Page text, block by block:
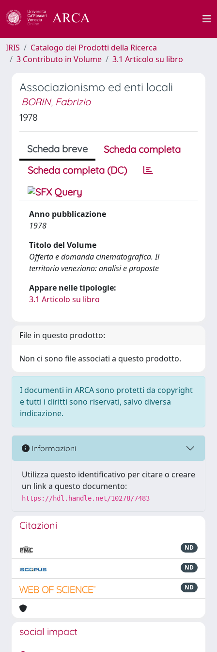
IRIS
Catalogo dei Prodotti della Ricerca
3 Contributo in Volume
3.1 Articolo su libro
Associazionismo ed enti locali
BORIN, Fabrizio
1978
Scheda breve
Scheda completa
Scheda completa (DC)
Anno pubblicazione
1978
Titolo del Volume
Offerta e domanda cinematografica. Il
territorio veneziano: analisi e proposte
Appare nelle tipologie:
3.1 Articolo su libro
File in questo prodotto:
Non ci sono file associati a questo prodotto.
I documenti in ARCA sono protetti da copyright
e tutti i diritti sono riservati, salvo diversa
indicazione.
Informazioni
Utilizza questo identificativo per citare o creare
un link a questo documento:
https://hdl.handle.net/10278/7483
Citazioni
ND
ND
ND
social impact